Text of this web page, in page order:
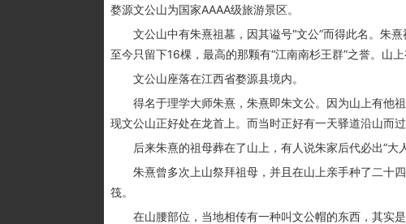
婺源文公山为国家AAAA级旅游景区。
文公山中有朱熹祖墓，因其谥号“文公”而得此名。朱熹
至今只留下16棵，最高的那颗有“江南南杉王群”之誉。山
文公山座落在江西省婺源县境内。
得名于理学大师朱熹，朱熹即朱文公。因为山上有他
现文公山正好处在龙首上。而当时正好有一天驿道沿山而
后来朱熹的祖母葬在了山上，有人说朱家后代必出“大人
朱熹曾多次上山祭拜祖母，并且在山上亲手种了二十
筏。
在山腰部位，当地相传有一种叫文公帽的东西，其实